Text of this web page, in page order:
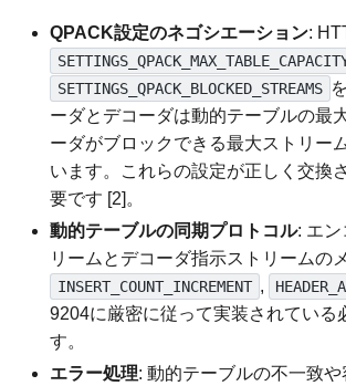
QPACK設定のネゴシエーション:
SETTINGS_QPACK_BLOCKED_STREAMS
ーダとデコーダは動的テーブルの最
ーダがブロックできる最大ストリー
います。これらの設定が正しく交換
要です [2]。
動的テーブルの同期プロトコル: エン
リームとデコーダ指示ストリームの
INSERT_COUNT_INCREMENT ,
9204に厳密に従って実装されている
す。
エラー処理: 動的テーブルの不一致